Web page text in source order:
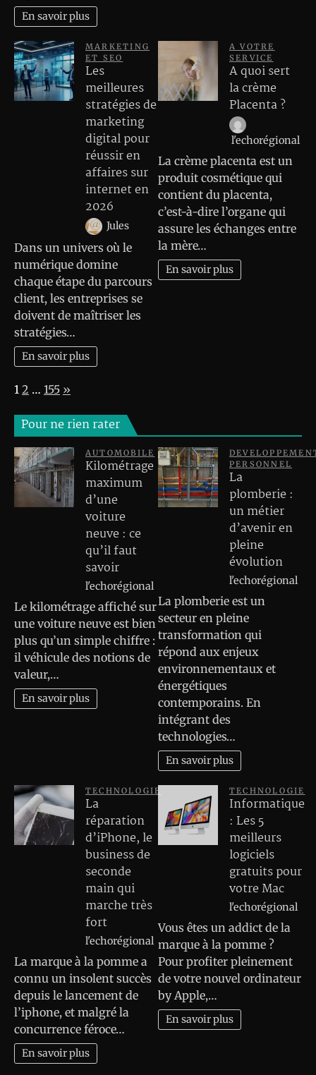
En savoir plus
MARKETING
ET SEO
Les
meilleures
stratégies de
marketing
digital pour
réussir en
affaires sur
internet en
2026
Jules
Dans un univers où le
numérique domine
chaque étape du parcours
client, les entreprises se
doivent de maîtriser les
stratégies…
En savoir plus
A VOTRE
SERVICE
A quoi sert
la crème
Placenta ?
l'echorégional
La crème placenta est un
produit cosmétique qui
contient du placenta,
c’est-à-dire l’organe qui
assure les échanges entre
la mère…
En savoir plus
Page:
1 2 … 155 Next
»
Pour ne rien rater
AUTOMOBILE
Kilométrage
maximum
d’une
voiture
neuve : ce
qu’il faut
savoir
l'echorégional
Le kilométrage affiché sur
une voiture neuve est bien
plus qu’un simple chiffre :
il véhicule des notions de
valeur,…
En savoir plus
PERSONNEL
La
plomberie :
un métier
d’avenir en
pleine
évolution
l'echorégional
La plomberie est un
secteur en pleine
transformation qui
répond aux enjeux
environnementaux et
énergétiques
contemporains. En
intégrant des
technologies…
En savoir plus
TECHNOLOGIE
La
réparation
d’iPhone, le
business de
seconde
main qui
marche très
fort
l'echorégional
La marque à la pomme a
connu un insolent succès
depuis le lancement de
l’iphone, et malgré la
concurrence féroce…
En savoir plus
TECHNOLOGIE
Informatique
: Les 5
meilleurs
logiciels
gratuits pour
votre Mac
l'echorégional
Vous êtes un addict de la
marque à la pomme ?
Pour profiter pleinement
de votre nouvel ordinateur
by Apple,…
En savoir plus